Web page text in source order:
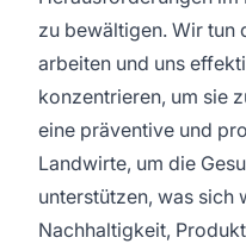
zu bewältigen. Wir tun
arbeiten und uns
konzentrieren, um sie
eine präventive und
Landwirte, um die
unterstützen, was sich
Nachhaltigkeit,